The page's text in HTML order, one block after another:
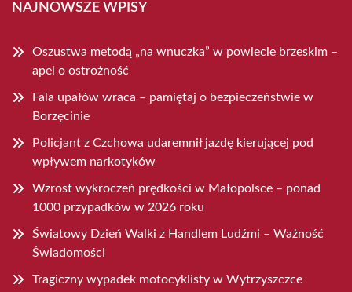
NAJNOWSZE WPISY
Oszustwa metodą „na wnuczka” w powiecie brzeskim –
apel o ostrożność
Fala upałów wraca – pamiętaj o bezpieczeństwie w
Borzęcinie
Policjant z Czchowa udaremnił jazdę kierującej pod
wpływem narkotyków
Wzrost wykroczeń prędkości w Małopolsce – ponad
1000 przypadków w 2026 roku
Światowy Dzień Walki z Handlem Ludźmi – Ważność
Świadomości
Tragiczny wypadek motocyklisty w Wytrzyszczce